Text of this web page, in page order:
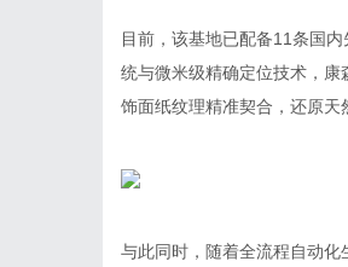
目前，该基地已配备11条国
统与微米级精确定位技术，
饰面纸纹理精准契合，还原
与此同时，随着全流程自动